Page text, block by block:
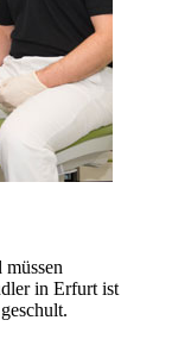
in Erfurt ist